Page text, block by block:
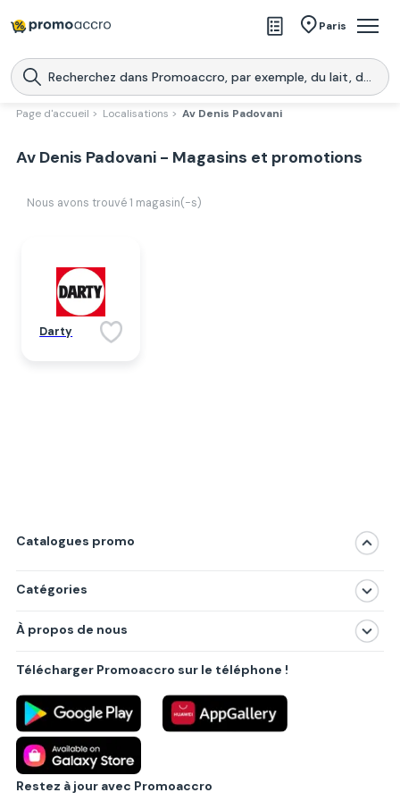
Paris
Magasins
Produits
Promoaccro
l'application
Page d'accueil > Localisations > Av Denis Padovani
Av Denis Padovani - Magasins et promotions
Nous avons trouvé 1 magasin(-s)
Darty
Catalogues promo
Catégories
Produits
Villes principales
À propos de nous
Politique de confidentialité
Règlements
Partenariat B2B
Blog
Contact
Télécharger Promoaccro sur le téléphone !
Restez à jour avec Promoaccro